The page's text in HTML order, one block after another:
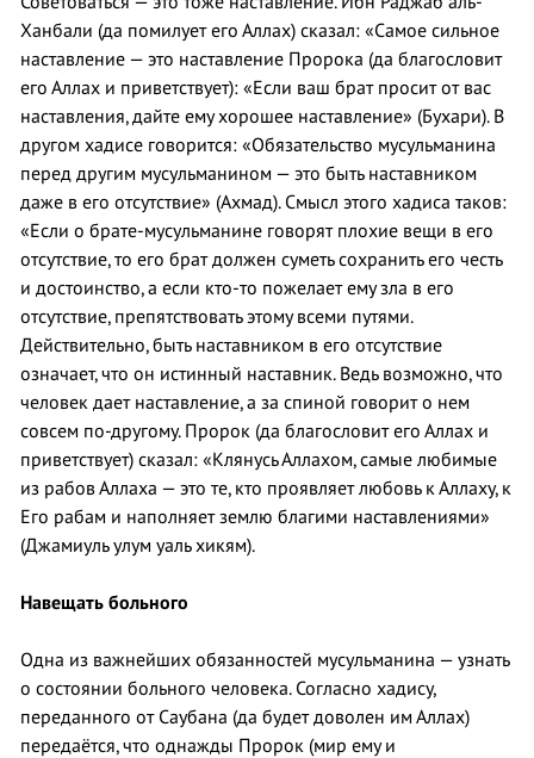
Ханбали (да помилует его Аллах) сказал: «Самое сильное
наставление — это наставление Пророка (да благословит
его Аллах и приветствует): «Если ваш брат просит от вас
наставления, дайте ему хорошее наставление» (Бухари). В
другом хадисе говорится: «Обязательство мусульманина
перед другим мусульманином — это быть наставником
даже в его отсутствие» (Ахмад). Смысл этого хадиса таков:
«Если о брате-мусульманине говорят плохие вещи в его
отсутствие, то его брат должен суметь сохранить его честь
и достоинство, а если кто-то пожелает ему зла в его
отсутствие, препятствовать этому всеми путями.
Действительно, быть наставником в его отсутствие
означает, что он истинный наставник. Ведь возможно, что
человек дает наставление, а за спиной говорит о нем
совсем по-другому. Пророк (да благословит его Аллах и
приветствует) сказал: «Клянусь Аллахом, самые любимые
из рабов Аллаха — это те, кто проявляет любовь к Аллаху, к
Его рабам и наполняет землю благими наставлениями»
(Джамиуль улум уаль хикям).
Навещать больного
Одна из важнейших обязанностей мусульманина — узнать
о состоянии больного человека. Согласно хадису,
переданного от Саубана (да будет доволен им Аллах)
передаётся, что однажды Пророк (мир ему и